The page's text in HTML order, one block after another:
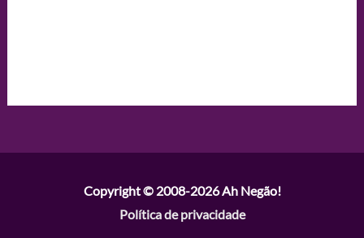
Copyright © 2008-2026Ah Negão!
Política de privacidade